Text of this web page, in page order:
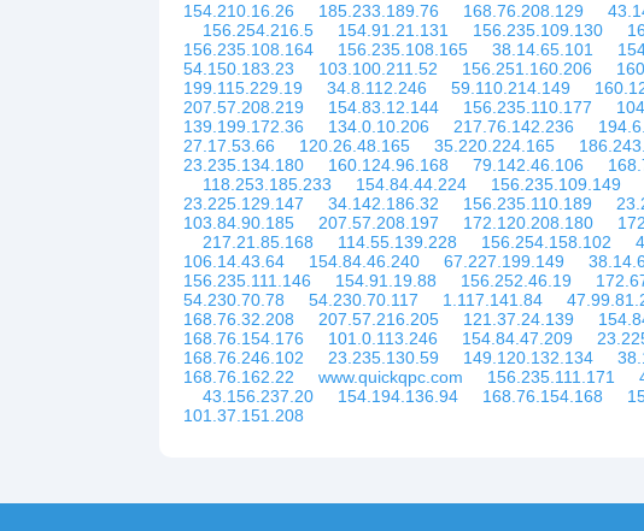
154.210.16.26 185.233.189.76 168.76.208.129
156.254.216.5
154.91.21.131 156.235.109.130
156.235.108.164
156.235.108.165 38.14.65.101
54.150.183.23
103.100.211.52 156.251.160.206
199.115.229.19
34.8.112.246 59.110.214.149
207.57.208.219
154.83.12.144 156.235.110.177
139.199.172.36
134.0.10.206 217.76.142.236
27.17.53.66
120.26.48.165 35.220.224.165
23.235.134.180
160.124.96.168 79.142.46.106
118.253.185.233
154.84.44.224 156.235.109.149
23.225.129.147
34.142.186.32 156.235.110.189
103.84.90.185
207.57.208.197 172.120.208.180
217.21.85.168
114.55.139.228 156.254.158.102
106.14.43.64
154.84.46.240 67.227.199.149
156.235.111.146
154.91.19.88 156.252.46.19
54.230.70.78
54.230.70.117 1.117.141.84
168.76.32.208
207.57.216.205 121.37.24.139
168.76.154.176
101.0.113.246 154.84.47.209
168.76.246.102
23.235.130.59 149.120.132.134
168.76.162.22
www.quickqpc.com 156.235.111.171
43.156.237.20
154.194.136.94 168.76.154.168
101.37.151.208